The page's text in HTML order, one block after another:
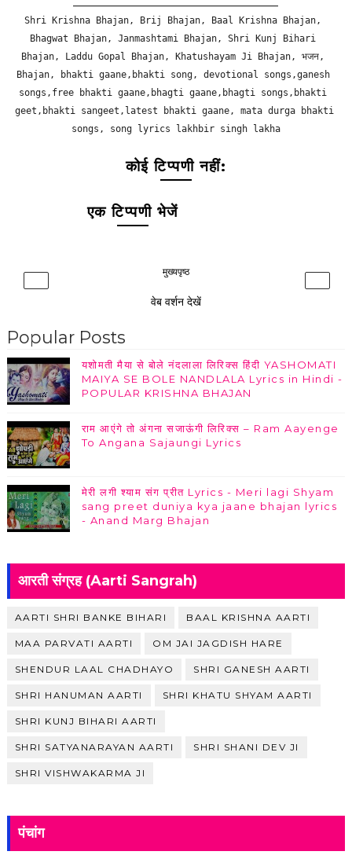
Shri Krishna Bhajan, Brij Bhajan, Baal Krishna Bhajan,
Bhagwat Bhajan, Janmashtami Bhajan, Shri Kunj Bihari
Bhajan, Laddu Gopal Bhajan, Khatushayam Ji Bhajan, भजन,
Bhajan, bhakti gaane,bhakti song, devotional songs,ganesh
songs,free bhakti gaane,bhagti gaane,bhagti songs,bhakti
geet,bhakti sangeet,latest bhakti gaane, mata durga bhakti
songs, song lyrics lakhbir singh lakha
कोई टिप्पणी नहीं:
एक टिप्पणी भेजें
‹ ›
मुख्यपृष्ठ
वेब वर्शन देखें
Popular Posts
यशोमती मैया से बोले नंदलाला लिरिक्स हिंदी YASHOMATI
MAIYA SE BOLE NANDLALA Lyrics in Hindi -
POPULAR KRISHNA BHAJAN
राम आएंगे तो अंगना सजाऊंगी लिरिक्स – Ram Aayenge
To Angana Sajaungi Lyrics
मेरी लगी श्याम संग प्रीत Lyrics - Meri lagi Shyam
sang preet duniya kya jaane bhajan lyrics
- Anand Marg Bhajan
आरती संग्रह (Aarti Sangrah)
AARTI SHRI BANKE BIHARI BAAL KRISHNA AARTI
MAA PARVATI AARTI OM JAI JAGDISH HARE
SHENDUR LAAL CHADHAYO SHRI GANESH AARTI
SHRI HANUMAN AARTI SHRI KHATU SHYAM AARTI
SHRI KUNJ BIHARI AARTI
SHRI SATYANARAYAN AARTI SHRI SHANI DEV JI
SHRI VISHWAKARMA JI
पंचांग